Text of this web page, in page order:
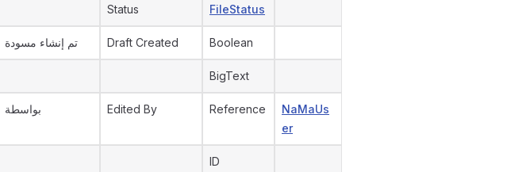
Status
FileStatus
تم إنشاء مسودة Draft Created Boolean
BigText
بواسطة Edited By Reference
NaMaUs
er
ID